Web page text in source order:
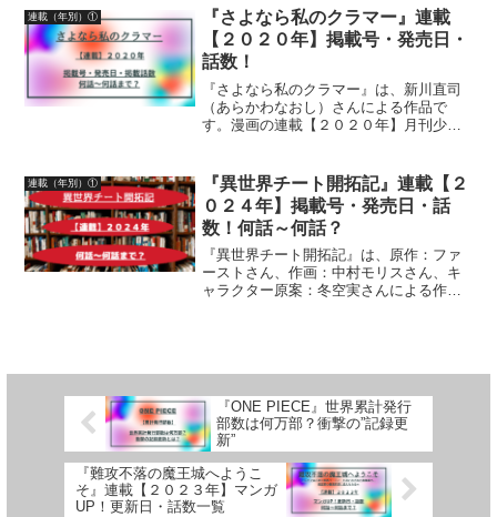
連載（年別）①
『さよなら私のクラマー』連載
【２０２０年】掲載号・発売日・
話数！
『さよなら私のクラマー』は、新川直司
（あらかわなおし）さんによる作品で
す。漫画の連載【２０２０年】月刊少年
連載（年別）①
『異世界チート開拓記』連載【２
０２４年】掲載号・発売日・話
数！何話～何話？
『異世界チート開拓記』は、原作：ファ
ーストさん、作画：中村モリスさん、キ
ャラクター原案：冬空実さんによる作品
『ONE PIECE』世界累計発行
部数は何万部？衝撃の”記録更
新”
『難攻不落の魔王城へようこ
そ』連載【２０２３年】マンガ
UP！更新日・話数一覧